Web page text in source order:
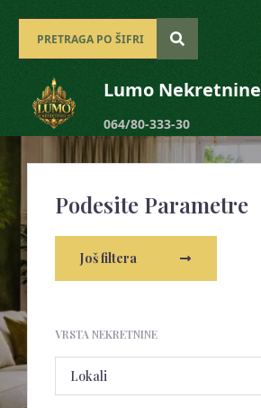
Lumo Nekretnine
064/80-333-30
Podesite Parametre
Još filtera
VRSTA NEKRETNINE